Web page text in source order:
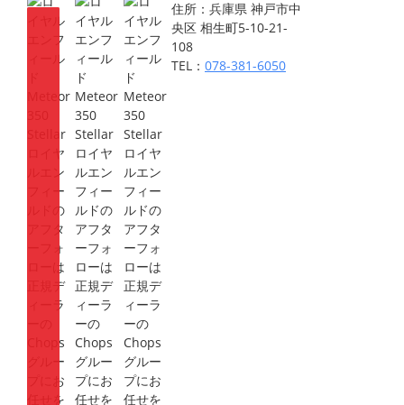
住所：兵庫県 神戸市中
央区 相生町5-10-21-
108
TEL： 078-381-6050